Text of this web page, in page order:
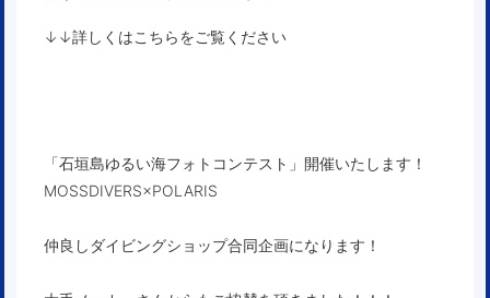
↓↓詳しくはこちらをご覧ください
「石垣島ゆるい海フォトコンテスト」開催いたします！
MOSSDIVERS×POLARIS
仲良しダイビングショップ合同企画になります！